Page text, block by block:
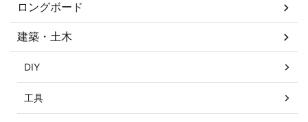
ロングボード
建築・土木
DIY
工具